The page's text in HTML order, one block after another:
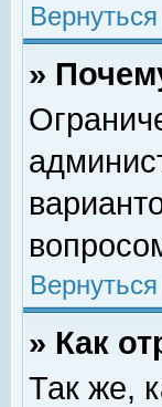
»
» Как
Так же,